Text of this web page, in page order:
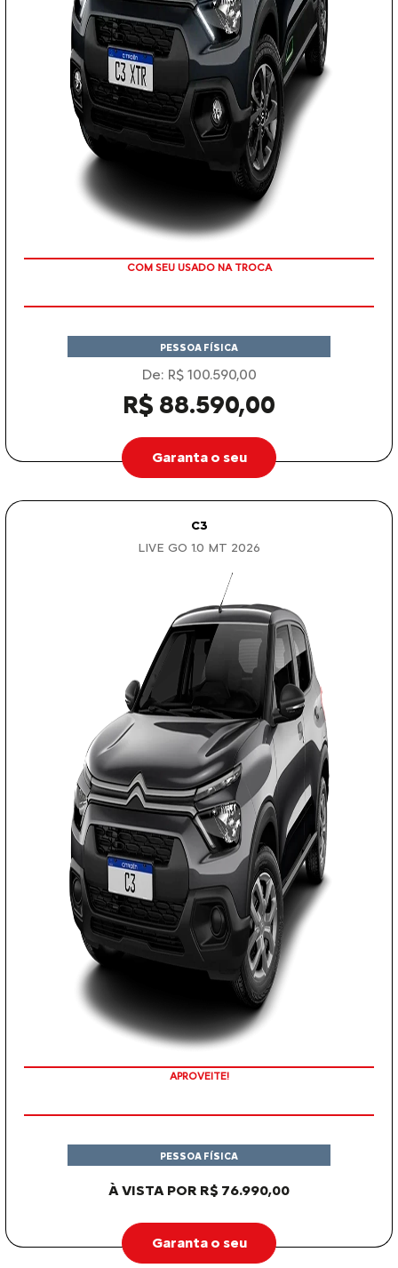
COM SEU USADO NA TROCA
PESSOA FÍSICA
De: R$ 100.590,00
R$ 88.590,00
Garanta o seu
C3
LIVE GO 1.0 MT 2026
APROVEITE!
À VISTA POR R$ 76.990,00
PESSOA FÍSICA
Garanta o seu